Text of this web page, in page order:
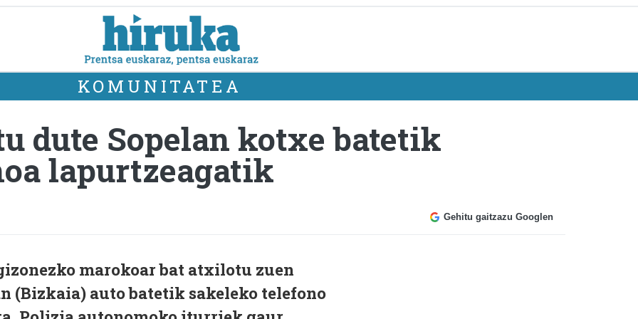
KOMUNITATEA
dute Sopelan kotxe batetik
lapurtzeagatik
Gehitu gaitzazu Googlen
marokoar bat atxilotu zuen
(Bizkaia) auto batetik sakeleko telefono